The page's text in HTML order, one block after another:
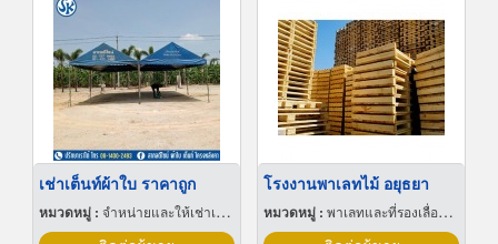
เช่าเต็นท์ผ้าใบ ราคาถูก
หมวดหมู่ : จำหน่ายและให้เช่าเต็นท์
โรงงานพาเลทไม้ อยุธยา
หมวดหมู่ : พาเลทและที่รองเลื่อนกะบะ